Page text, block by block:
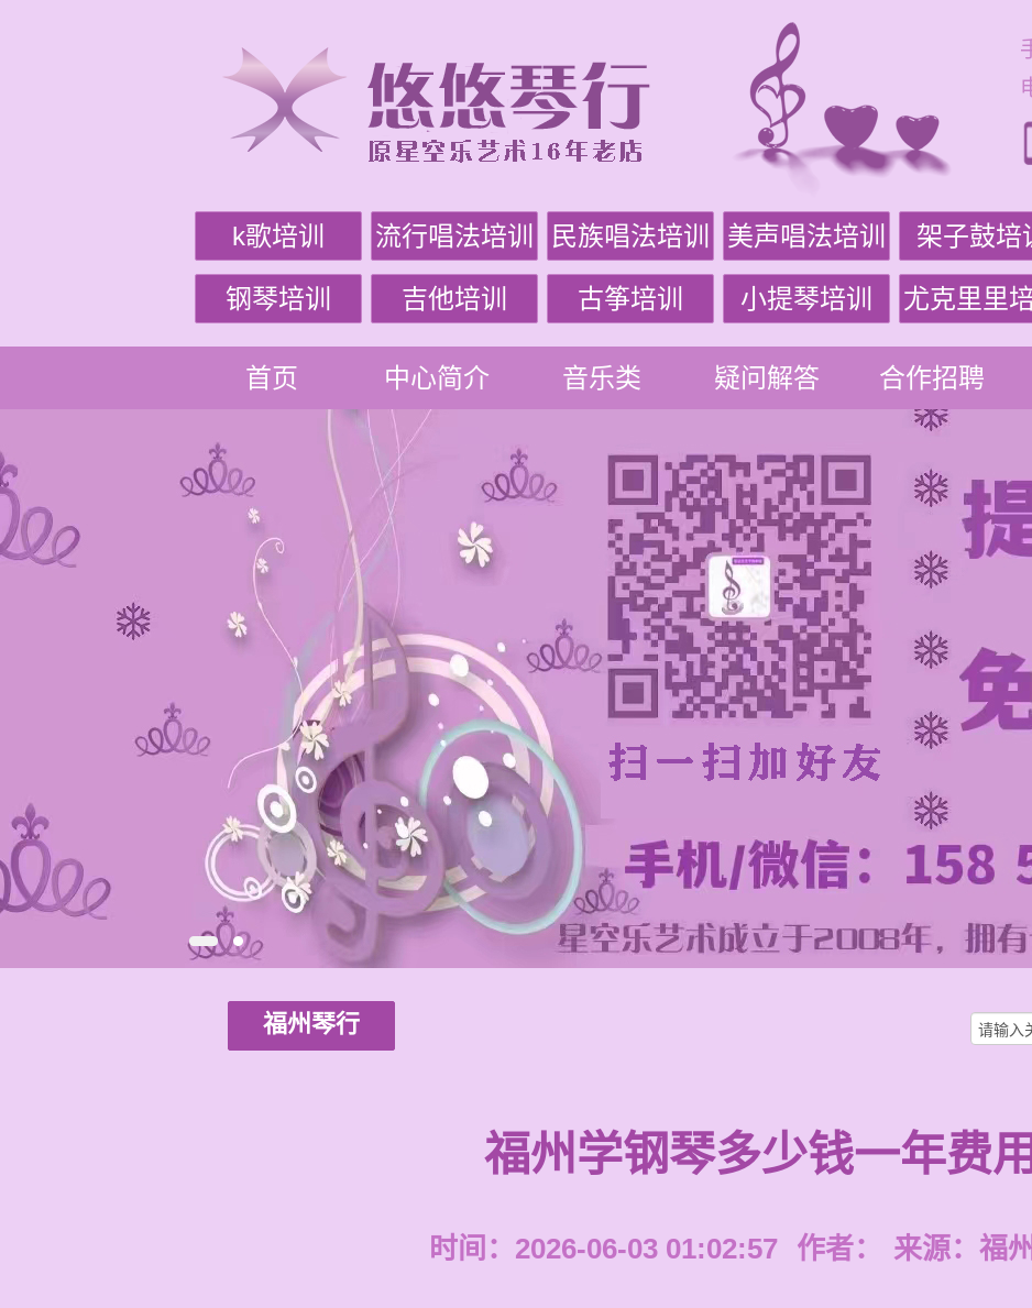
k歌培训 流行唱法培训 民族唱法培训 美声唱法培训 架子鼓培
钢琴培训 吉他培训 古筝培训 小提琴培训 尤克里里培
首页 中心简介 音乐类 疑问解答 合作招聘
福州琴行
福州学钢琴多少钱一年费用
时间：2026-06-03 01:02:57 作者： 来源： 福